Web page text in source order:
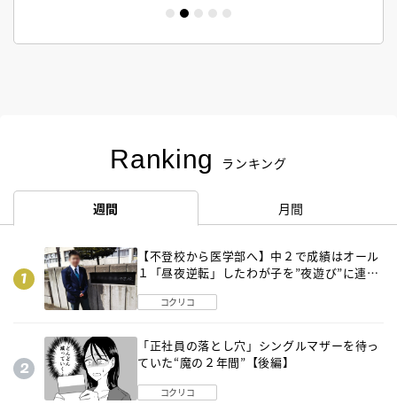
Ranking ランキング
週間 月間
【不登校から医学部へ】中２で成績はオール
１「昼夜逆転」したわが子を”夜遊び”に連れ
コクリコ
「正社員の落とし穴」シングルマザーを待っ
ていた“魔の２年間”【後編】
コクリコ